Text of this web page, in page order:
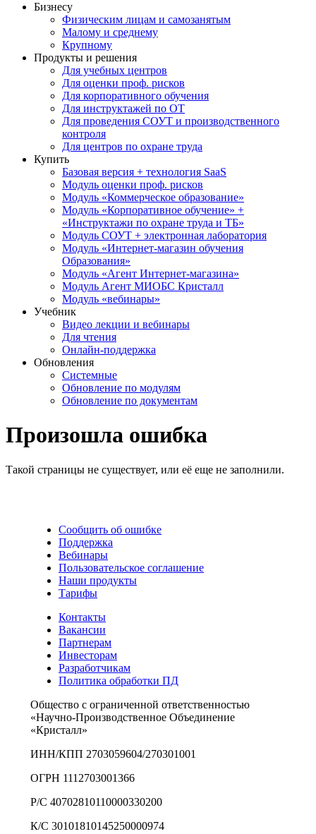
Бизнесу
Физическим лицам и самозанятым
Малому и среднему
Крупному
Продукты и решения
Для учебных центров
Для оценки проф. рисков
Для корпоративного обучения
Для инструктажей по ОТ
Для проведения СОУТ и производственного
контроля
Для центров по охране труда
Купить
Базовая версия + технология SaaS
Модуль оценки проф. рисков
Модуль «Коммерческое образование»
Модуль «Корпоративное обучение» +
«Инструктажи по охране труда и ТБ»
Модуль СОУТ + электронная лаборатория
Модуль «Интернет-магазин обучения
Образования»
Модуль «Агент Интернет-магазина»
Модуль Агент МИОБС Кристалл
Модуль «вебинары»
Учебник
Видео лекции и вебинары
Для чтения
Онлайн-поддержка
Обновления
Системные
Обновление по модулям
Обновление по документам
Произошла ошибка
Такой страницы не существует, или её еще не заполнили.
Сообщить об ошибке
Поддержка
Вебинары
Пользовательское соглашение
Наши продукты
Тарифы
Контакты
Вакансии
Партнерам
Инвесторам
Разработчикам
Политика обработки ПД
Общество с ограниченной ответственностью
«Научно-Производственное Объединение
«Кристалл»
ИНН/КПП 2703059604/270301001
ОГРН 1112703001366
Р/С 40702810110000330200
К/С 30101810145250000974